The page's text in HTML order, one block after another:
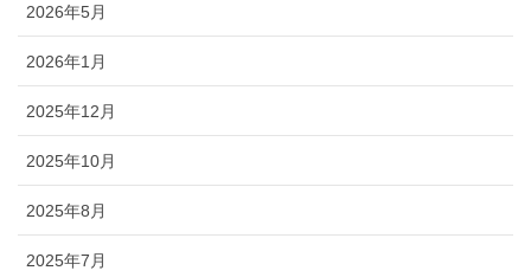
2026年5月
2026年1月
2025年12月
2025年10月
2025年8月
2025年7月